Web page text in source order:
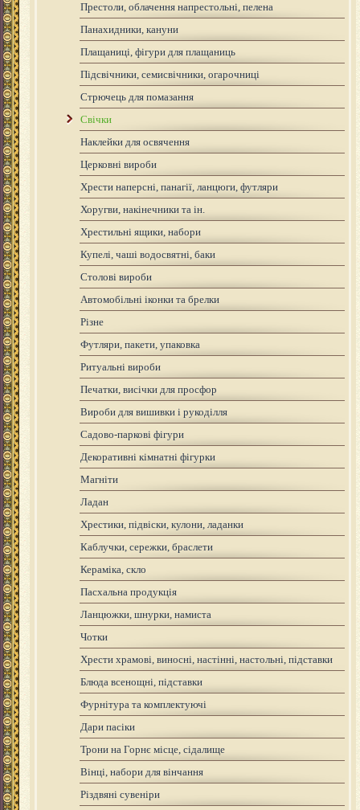
Престоли, облачення напрестольні, пелена
Панахидники, кануни
Плащаниці, фігури для плащаниць
Підсвічники, семисвічники, огарочниці
Стрючець для помазання
Свічки
Наклейки для освячення
Церковні вироби
Хрести наперсні, панагії, ланцюги, футляри
Хоругви, накінечники та ін.
Хрестильні ящики, набори
Купелі, чаші водосвятні, баки
Столові вироби
Автомобільні іконки та брелки
Різне
Футляри, пакети, упаковка
Ритуальні вироби
Печатки, висічки для просфор
Вироби для вишивки і рукоділля
Садово-паркові фігури
Декоративні кімнатні фігурки
Магніти
Ладан
Хрестики, підвіски, кулони, ладанки
Каблучки, сережки, браслети
Кераміка, скло
Пасхальна продукція
Ланцюжки, шнурки, намиста
Чотки
Хрести храмові, виносні, настінні, настольні, підставки
Блюда всенощні, підставки
Фурнітура та комплектуючі
Дари пасіки
Трони на Горнє місце, сідалище
Вінці, набори для вінчання
Різдвяні сувеніри